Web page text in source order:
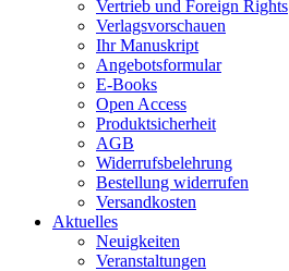
Vertrieb und Foreign Rights
Verlagsvorschauen
Ihr Manuskript
Angebotsformular
E-Books
Open Access
Produktsicherheit
AGB
Widerrufsbelehrung
Bestellung widerrufen
Versandkosten
Aktuelles
Neuigkeiten
Veranstaltungen